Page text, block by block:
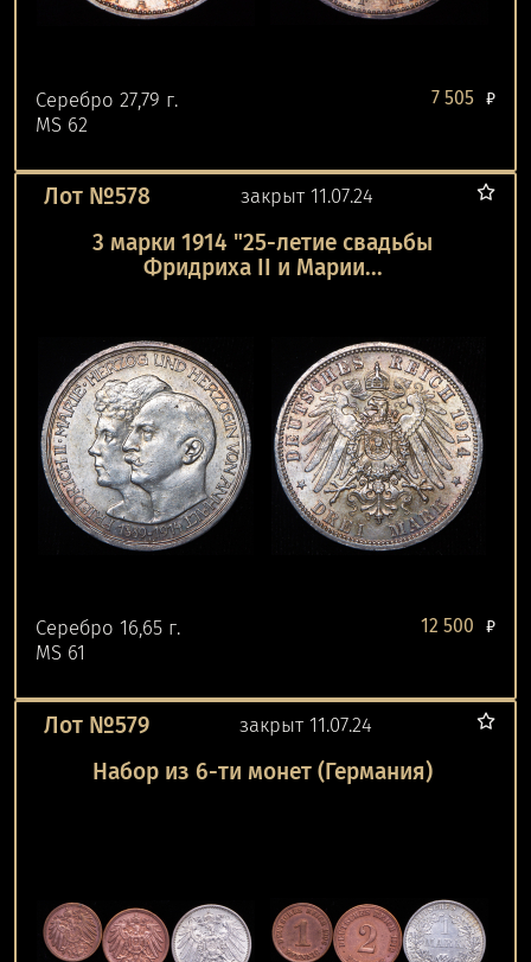
Серебро 27,79 г.
MS 62
7 505 ₽
Лот №578 закрыт 11.07.24
3 марки 1914 "25-летие свадьбы
Фридриха II и Марии...
Серебро 16,65 г.
MS 61
12 500 ₽
Лот №579 закрыт 11.07.24
Набор из 6-ти монет (Германия)